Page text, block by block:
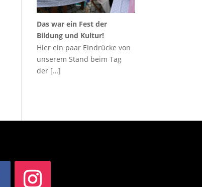
Das war ein Fest der
Bildung und Kultur!
Hier ein paar Eindrücke von
unserem Stand beim Tag
der […]